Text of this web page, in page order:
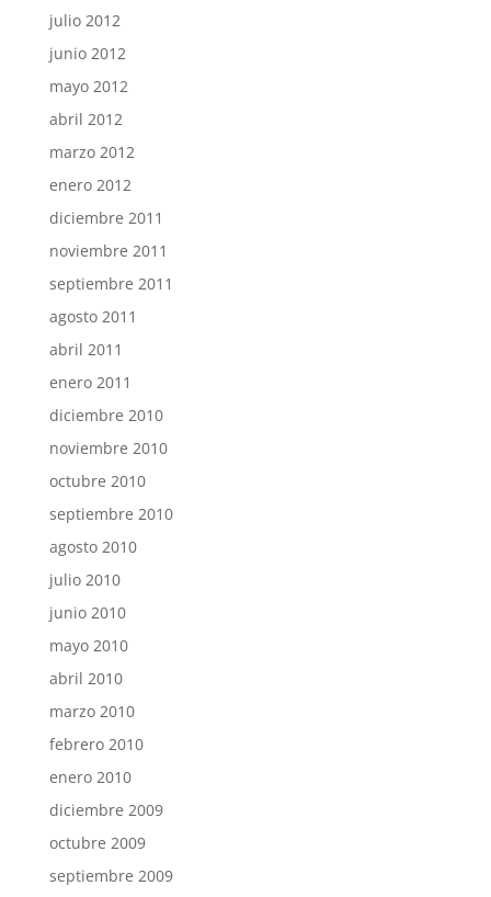
julio 2012
junio 2012
mayo 2012
abril 2012
marzo 2012
enero 2012
diciembre 2011
noviembre 2011
septiembre 2011
agosto 2011
abril 2011
enero 2011
diciembre 2010
noviembre 2010
octubre 2010
septiembre 2010
agosto 2010
julio 2010
junio 2010
mayo 2010
abril 2010
marzo 2010
febrero 2010
enero 2010
diciembre 2009
octubre 2009
septiembre 2009